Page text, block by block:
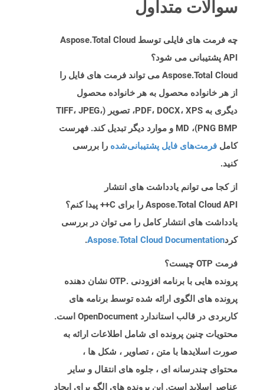
سوالات متداول
چه فرمت های فایلی توسط Aspose.Total Cloud
API پشتیبانی می شود؟
Aspose.Total Cloud می تواند فرمت های فایل را
از هر خانواده محصول به هر خانواده محصول
دیگری به PDF، DOCX، XPS، تصویر (TIFF، JPEG،
PNG BMP)، MD و موارد دیگر تبدیل کند. فهرست
کامل فرمت‌های فایل پشتیبانی‌شده را بررسی
کنید.
از کجا می توانم یادداشت های انتشار
Aspose.Total Cloud API را برای C++ پیدا کنم؟
یادداشت های انتشار کامل را می توان در بررسی
کردAspose.Total Cloud Documentation
.
فرمت OTP چیست؟
پرونده هایی با برنامه افزودنی .OTP نشان دهنده
پرونده های الگوی ارائه شده توسط برنامه های
کاربردی در قالب استاندارد OpenDocument است.
محتویات چنین پرونده ای شامل اطلاعات ارائه به
صورت اسلایدها با متن ، تصاویر ، شکل ها ،
محتوای چندرسانه ای ، جلوه های انتقال و سایر
عناصر اسلاید است. این پرونده های الگو برای ایجاد